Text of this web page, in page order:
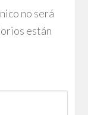
no será
están